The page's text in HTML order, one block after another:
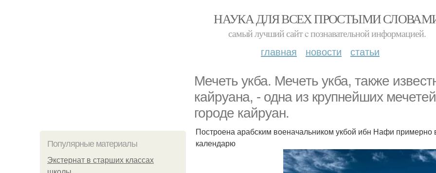
НАУКА ДЛЯ ВСЕХ ПРОСТЫМИ
самый лучший сайт c познавательной информацией.
главная новости статьи
Мечеть укба. Мечеть укба, также
кайруана, - одна из крупнейших
городе кайруан.
Популярные материалы
Экстернат в старших классах
Построена арабским военачальником укбой ибн Нафи примерно
календарю